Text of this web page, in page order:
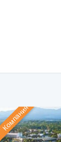
Компания